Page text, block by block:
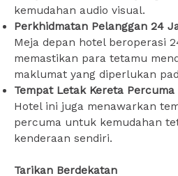
kemudahan audio visual.
Perkhidmatan Pelanggan 24
Meja depan hotel beroperasi
memastikan para tetamu
maklumat yang diperlukan
Tempat Letak Kereta Percuma
Hotel ini juga menawarkan
percuma untuk kemudahan
kenderaan sendiri.
Tarikan Berdekatan